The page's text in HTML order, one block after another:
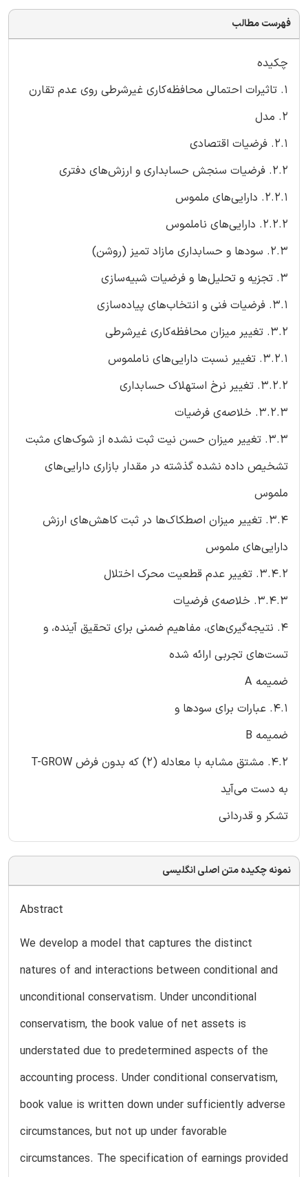
فهرست مطالب
چکیده
1. تاثیرات احتمالی محافظه‌کاری غیرشرطی روی عدم تقارن
2. مدل
2.1. فرضیات اقتصادی
2.2. فرضیات سنجش حسابداری و ارزش‌های دفتری
2.2.1. دارایی‌های ملموس
2.2.2. دارایی‌های ناملموس
2.3. سودها و حسابداری مازاد تمیز (روشن)
3. تجزیه و تحلیل‌ها و فرضیات شبیه‌سازی
3.1. فرضیات فنی و انتخاب‌های پیاده‌سازی
3.2. تغییر میزان محافظه‌کاری غیرشرطی
3.2.1. تغییر نسبت دارایی‌های ناملموس
3.2.2. تغییر نرخ استهلاک حسابداری
3.2.3. خلاصه‌ی فرضیات
3.3. تغییر میزان حسن نیت ثبت نشده از شوک‌های مثبت
تشخیص داده نشده‌ گذشته در مقدار بازاری دارایی‌های
ملموس
3.4. تغییر میزان اصطکاک‌ها در ثبت کاهش‌های ارزش
دارایی‌های ملموس
3.4.2. تغییر عدم قطعیت محرک اختلال
3.4.3. خلاصه‌ی فرضیات
4. نتیجه‌گیری‌های، مفاهیم ضمنی برای تحقیق آینده، و
تست‌های تجربی ارائه شده
ضمیمه‌ A
4.1. عبارات برای سودها و
ضمیمه‌ B
4.2. مشتق مشابه با معادله‌ (2) که بدون فرض T-GROW
به دست می‌آید
تشکر و قدردانی
نمونه چکیده متن اصلی انگلیسی
Abstract
We develop a model that captures the distinct
natures of and interactions between conditional and
unconditional conservatism. Under unconditional
conservatism, the book value of net assets is
understated due to predetermined aspects of the
accounting process. Under conditional conservatism,
book value is written down under sufficiently adverse
circumstances, but not up under favorable
circumstances. The specification of earnings provided